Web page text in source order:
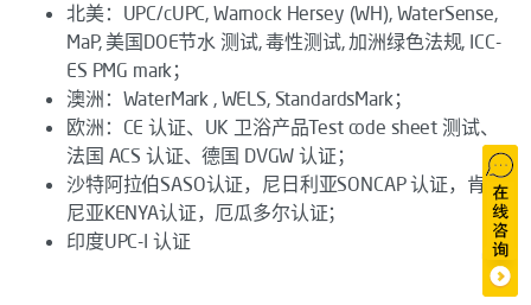
北美：UPC/cUPC, Warnock Hersey (WH), WaterSense,
MaP, 美国DOE节水 测试, 毒性测试, 加洲绿色法规, ICC-
ES PMG mark；
澳洲：WaterMark , WELS, StandardsMark；
欧洲：CE 认证、UK 卫浴产品Test code sheet 测试、
法国 ACS 认证、德国 DVGW 认证；
沙特阿拉伯SASO认证，尼日利亚SONCAP 认证，肯
尼亚KENYA认证，厄瓜多尔认证；
印度UPC-I 认证